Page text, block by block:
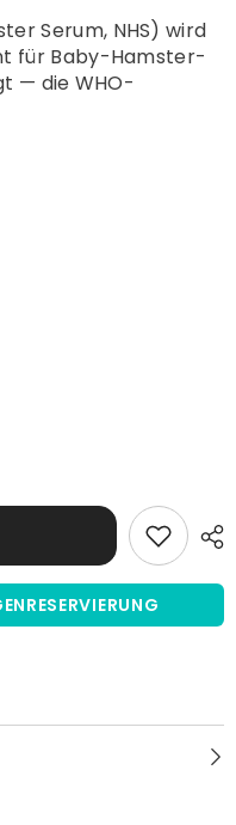
Serum, NHS) wird
für Baby-Hamster-
— die WHO-